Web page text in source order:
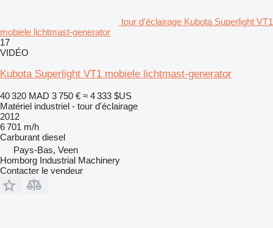
tour d'éclairage Kubota Superlight VT1
mobiele lichtmast-generator
17
VIDÉO
Kubota Superlight VT1 mobiele lichtmast-generator
40 320 MAD 3 750 € ≈ 4 333 $US
Matériel industriel - tour d'éclairage
2012
6 701 m/h
Carburant diesel
Pays-Bas, Veen
Homborg Industrial Machinery
Contacter le vendeur